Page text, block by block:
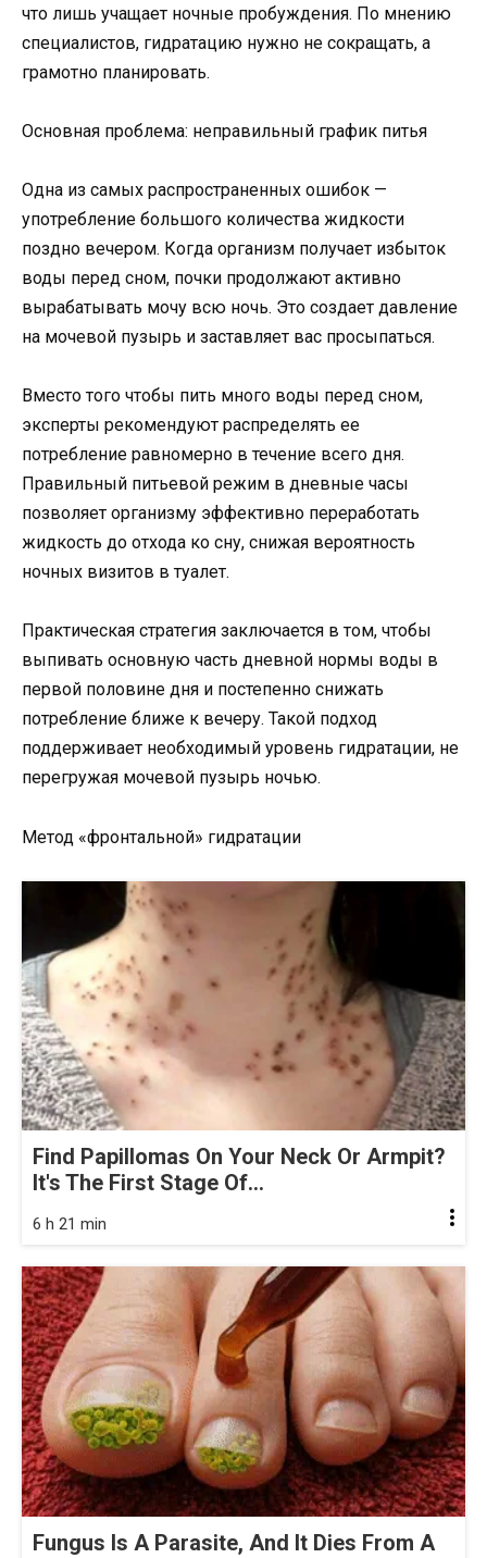
что лишь учащает ночные пробуждения. По мнению
специалистов, гидратацию нужно не сокращать, а
грамотно планировать.
Основная проблема: неправильный график питья
Одна из самых распространенных ошибок —
употребление большого количества жидкости
поздно вечером. Когда организм получает избыток
воды перед сном, почки продолжают активно
вырабатывать мочу всю ночь. Это создает давление
на мочевой пузырь и заставляет вас просыпаться.
Вместо того чтобы пить много воды перед сном,
эксперты рекомендуют распределять ее
потребление равномерно в течение всего дня.
Правильный питьевой режим в дневные часы
позволяет организму эффективно переработать
жидкость до отхода ко сну, снижая вероятность
ночных визитов в туалет.
Практическая стратегия заключается в том, чтобы
выпивать основную часть дневной нормы воды в
первой половине дня и постепенно снижать
потребление ближе к вечеру. Такой подход
поддерживает необходимый уровень гидратации, не
перегружая мочевой пузырь ночью.
Метод «фронтальной» гидратации
Find Papillomas On Your Neck Or Armpit?
It's The First Stage Of...
6 h 21 min
Fungus Is A Parasite, And It Dies From A